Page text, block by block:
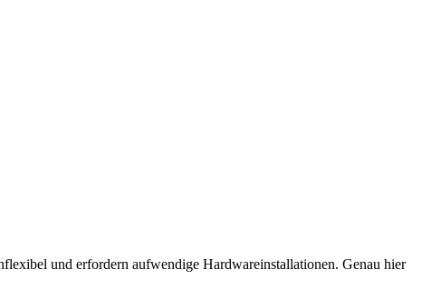
und erfordern aufwendige Hardwareinstallationen. Genau hier